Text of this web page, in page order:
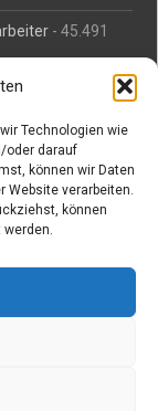
Technologien wie
oder darauf
können wir Daten
Website verarbeiten.
können
- 45.491
views
views